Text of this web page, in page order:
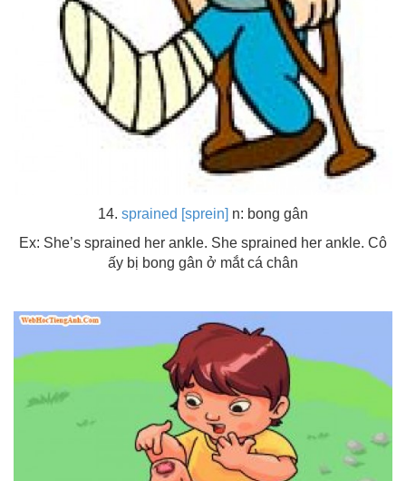
14. sprained [sprein] n: bong gân
Ex: She’s sprained her ankle. She sprained her ankle. Cô
ấy bị bong gân ở mắt cá chân